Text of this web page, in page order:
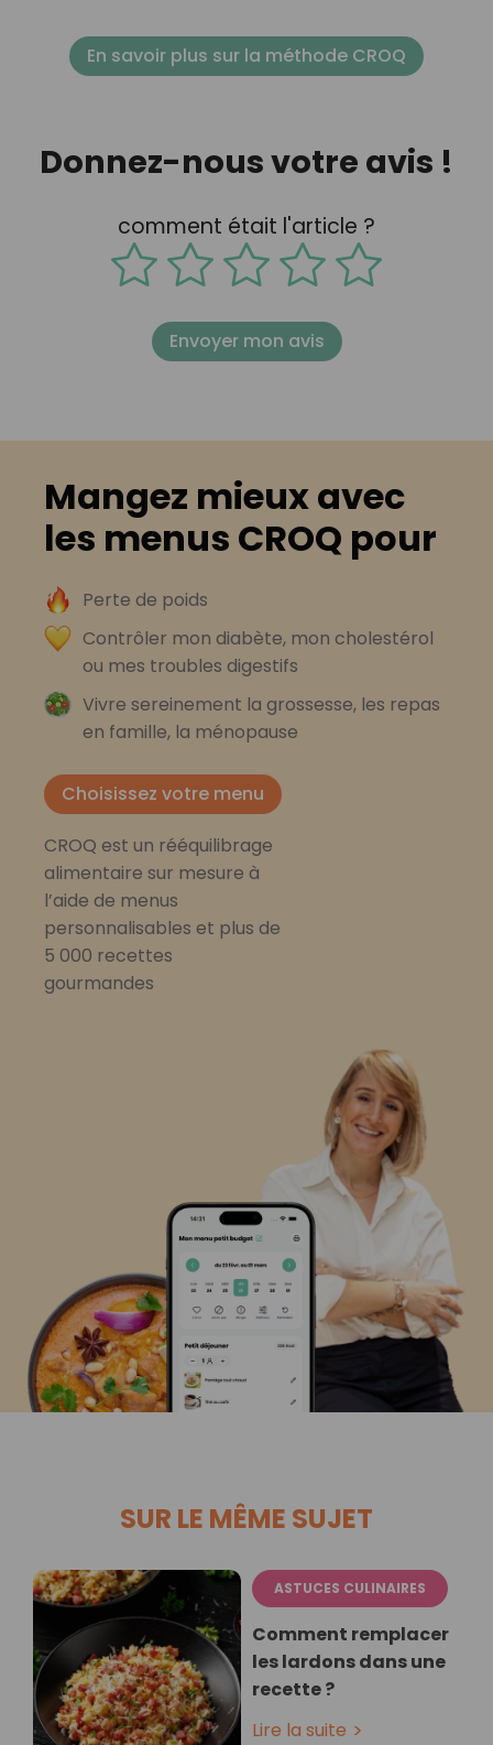
En savoir plus sur la méthode CROQ
Donnez-nous votre avis !
comment était l'article ?
Envoyer mon avis
Mangez mieux avec
les menus CROQ pour
Perte de poids
Contrôler mon diabète, mon cholestérol
ou mes troubles digestifs
Vivre sereinement la grossesse, les repas
en famille, la ménopause
Choisissez votre menu
CROQ est un rééquilibrage
alimentaire sur mesure à
l’aide de menus
personnalisables et plus de
5 000 recettes
gourmandes
SUR LE MÊME SUJET
ASTUCES CULINAIRES
Comment remplacer
les lardons dans une
recette ?
Lire la suite